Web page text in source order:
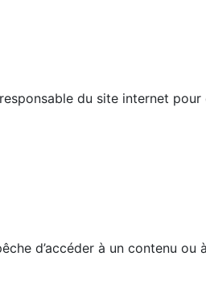
du site internet pour
d’accéder à un contenu ou